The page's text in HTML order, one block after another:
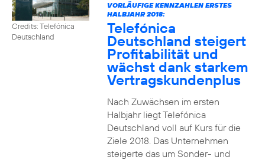
Credits: Telefónica
Deutschland
VORLÄUFIGE KENNZAHLEN ERSTES
HALBJAHR 2018:
Telefónica
Deutschland steigert
Profitabilität und
wächst dank starkem
Vertragskundenplus
Nach Zuwächsen im ersten
Halbjahr liegt Telefónica
Deutschland voll auf Kurs für die
Ziele 2018. Das Unternehmen
steigerte das um Sonder- und